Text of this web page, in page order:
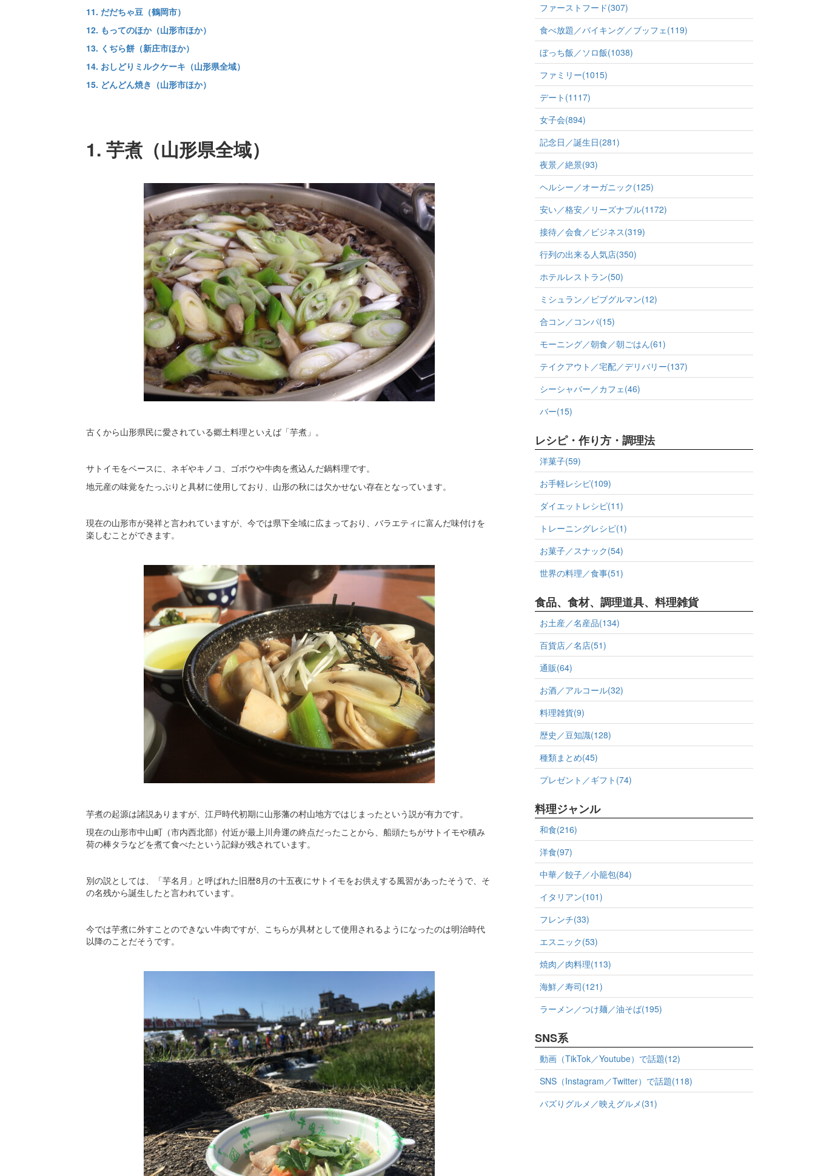
11. だだちゃ豆（鶴岡市）
12. もってのほか（山形市ほか）
13. くぢら餅（新庄市ほか）
14. おしどりミルクケーキ（山形県全域）
15. どんどん焼き（山形市ほか）
1. 芋煮（山形県全域）
古くから山形県民に愛されている郷土料理といえば「芋煮」。
サトイモをベースに、ネギやキノコ、ゴボウや牛肉を煮込んだ鍋料理です。
地元産の味覚をたっぷりと具材に使用しており、山形の秋には欠かせない存在となっています。
現在の山形市が発祥と言われていますが、今では県下全域に広まっており、バラエティに富んだ味付けを
楽しむことができます。
芋煮の起源は諸説ありますが、江戸時代初期に山形藩の村山地方ではじまったという説が有力です。
現在の山形市中山町（市内西北部）付近が最上川舟運の終点だったことから、船頭たちがサトイモや積み
荷の棒タラなどを煮て食べたという記録が残されています。
別の説としては、「芋名月」と呼ばれた旧暦8月の十五夜にサトイモをお供えする風習があったそうで、そ
の名残から誕生したと言われています。
今では芋煮に外すことのできない牛肉ですが、こちらが具材として使用されるようになったのは明治時代
以降のことだそうです。
ファーストフード(307)
食べ放題／バイキング／ブッフェ(119)
ぼっち飯／ソロ飯(1038)
ファミリー(1015)
デート(1117)
女子会(894)
記念日／誕生日(281)
夜景／絶景(93)
ヘルシー／オーガニック(125)
安い／格安／リーズナブル(1172)
接待／会食／ビジネス(319)
行列の出来る人気店(350)
ホテルレストラン(50)
ミシュラン／ビブグルマン(12)
合コン／コンパ(15)
モーニング／朝食／朝ごはん(61)
テイクアウト／宅配／デリバリー(137)
シーシャバー／カフェ(46)
バー(15)
レシピ・作り方・調理法
洋菓子(59)
お手軽レシピ(109)
ダイエットレシピ(11)
トレーニングレシピ(1)
お菓子／スナック(54)
世界の料理／食事(51)
食品、食材、調理道具、料理雑貨
お土産／名産品(134)
百貨店／名店(51)
通販(64)
お酒／アルコール(32)
料理雑貨(9)
歴史／豆知識(128)
種類まとめ(45)
プレゼント／ギフト(74)
料理ジャンル
和食(216)
洋食(97)
中華／餃子／小籠包(84)
イタリアン(101)
フレンチ(33)
エスニック(53)
焼肉／肉料理(113)
海鮮／寿司(121)
ラーメン／つけ麺／油そば(195)
SNS系
動画（TikTok／Youtube）で話題(12)
SNS（Instagram／Twitter）で話題(118)
バズりグルメ／映えグルメ(31)